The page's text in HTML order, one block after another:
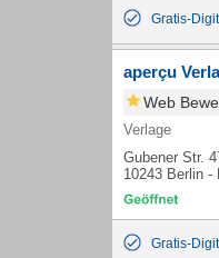
Gratis-
aperçu
Web
Verlage
Gubener Str.
10243 Berlin -
Gratis-